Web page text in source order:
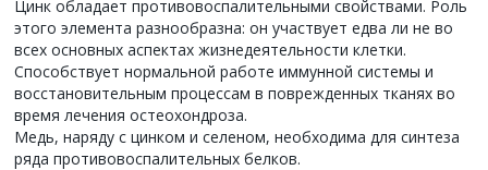
Цинк обладает противовоспалительными свойствами. Роль
этого элемента разнообразна: он участвует едва ли не во
всех основных аспектах жизнедеятельности клетки.
Способствует нормальной работе иммунной системы и
восстановительным процессам в поврежденных тканях во
время лечения остеохондроза.
Медь, наряду с цинком и селеном, необходима для синтеза
ряда противовоспалительных белков.